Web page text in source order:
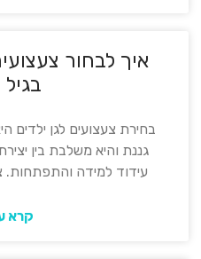
איך לבחור
בחירת צעצועים לגן ילדים
גננת והיא משלבת בין
עידוד למידה והתפתחות.
קרא